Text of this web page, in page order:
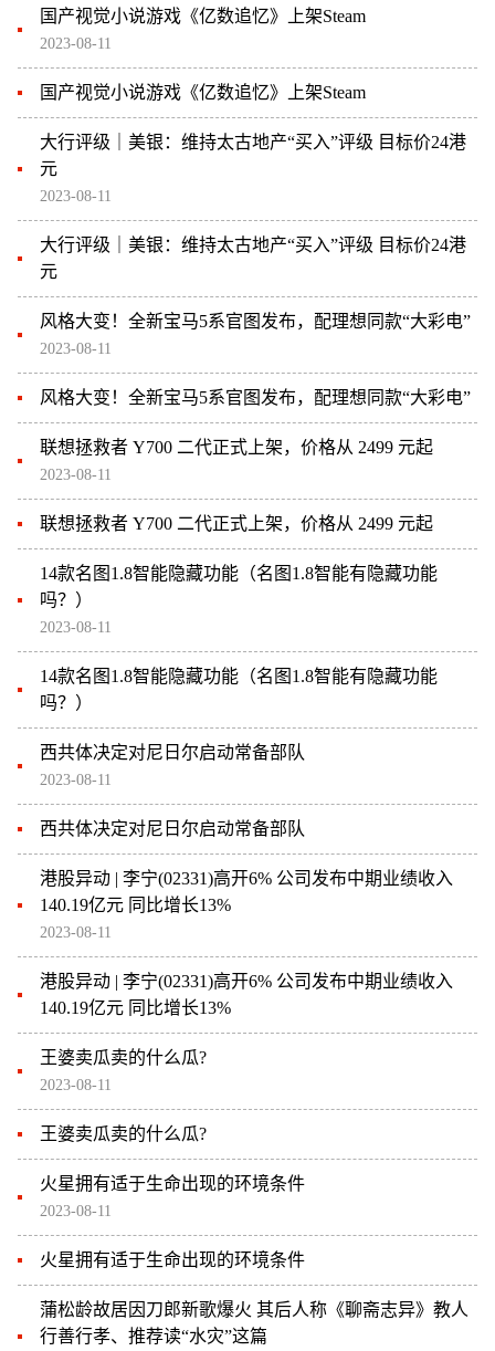
国产视觉小说游戏《亿数追忆》上架Steam
2023-08-11
国产视觉小说游戏《亿数追忆》上架Steam
大行评级｜美银：维持太古地产“买入”评级 目标价24港
元
2023-08-11
大行评级｜美银：维持太古地产“买入”评级 目标价24港
元
风格大变！全新宝马5系官图发布，配理想同款“大彩电”
2023-08-11
风格大变！全新宝马5系官图发布，配理想同款“大彩电”
联想拯救者 Y700 二代正式上架，价格从 2499 元起
2023-08-11
联想拯救者 Y700 二代正式上架，价格从 2499 元起
14款名图1.8智能隐藏功能（名图1.8智能有隐藏功能
吗？）
2023-08-11
14款名图1.8智能隐藏功能（名图1.8智能有隐藏功能
吗？）
西共体决定对尼日尔启动常备部队
2023-08-11
西共体决定对尼日尔启动常备部队
港股异动 | 李宁(02331)高开6% 公司发布中期业绩收入
140.19亿元 同比增长13%
2023-08-11
港股异动 | 李宁(02331)高开6% 公司发布中期业绩收入
140.19亿元 同比增长13%
王婆卖瓜卖的什么瓜?
2023-08-11
王婆卖瓜卖的什么瓜?
火星拥有适于生命出现的环境条件
2023-08-11
火星拥有适于生命出现的环境条件
蒲松龄故居因刀郎新歌爆火 其后人称《聊斋志异》教人
行善行孝、推荐读“水灾”这篇